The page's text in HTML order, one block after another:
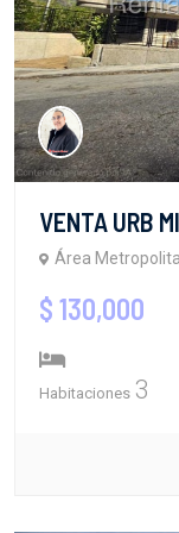
VENTA URB
Área
$ 130,000
Habitaciones 3